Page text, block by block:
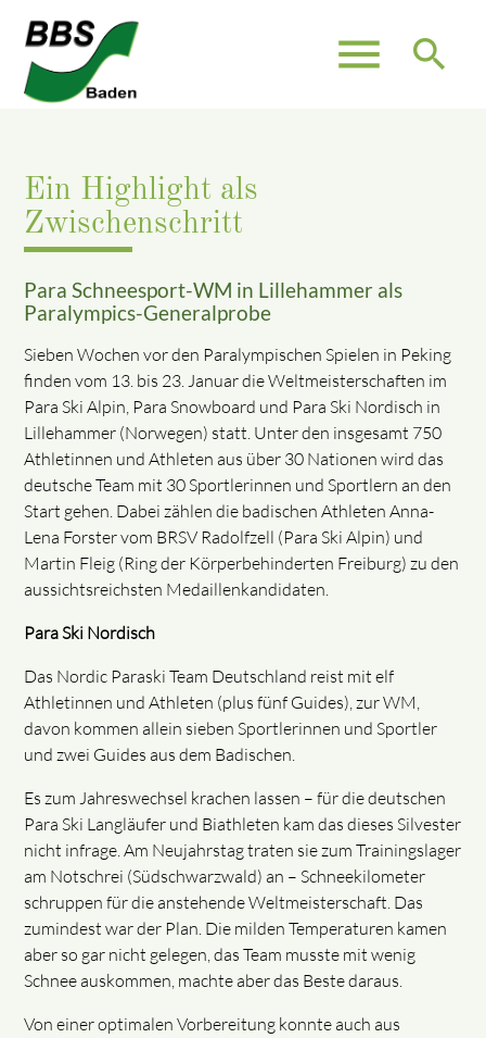
menu search
Ein Highlight als
Zwischenschritt
Para Schneesport-WM in Lillehammer als
Paralympics-Generalprobe
Sieben Wochen vor den Paralympischen Spielen in Peking
finden vom 13. bis 23. Januar die Weltmeisterschaften im
Para Ski Alpin, Para Snowboard und Para Ski Nordisch in
Lillehammer (Norwegen) statt. Unter den insgesamt 750
Athletinnen und Athleten aus über 30 Nationen wird das
deutsche Team mit 30 Sportlerinnen und Sportlern an den
Start gehen. Dabei zählen die badischen Athleten Anna-
Lena Forster vom BRSV Radolfzell (Para Ski Alpin) und
Martin Fleig (Ring der Körperbehinderten Freiburg) zu den
aussichtsreichsten Medaillenkandidaten.
Para Ski Nordisch
Das Nordic Paraski Team Deutschland reist mit elf
Athletinnen und Athleten (plus fünf Guides), zur WM,
davon kommen allein sieben Sportlerinnen und Sportler
und zwei Guides aus dem Badischen.
Es zum Jahreswechsel krachen lassen – für die deutschen
Para Ski Langläufer und Biathleten kam das dieses Silvester
nicht infrage. Am Neujahrstag traten sie zum Trainingslager
am Notschrei (Südschwarzwald) an – Schneekilometer
schruppen für die anstehende Weltmeisterschaft. Das
zumindest war der Plan. Die milden Temperaturen kamen
aber so gar nicht gelegen, das Team musste mit wenig
Schnee auskommen, machte aber das Beste daraus.
Von einer optimalen Vorbereitung konnte auch aus